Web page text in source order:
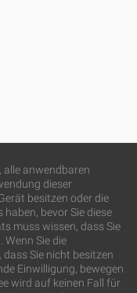
anwendbaren
dieser
besitzen oder die
bevor Sie diese
muss wissen, dass Sie
Wenn Sie die
Sie nicht besitzen
Einwilligung, bewegen
wird auf keinen Fall für